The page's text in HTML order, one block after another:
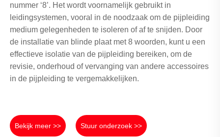
nummer ‘8’. Het wordt voornamelijk gebruikt in
leidingsystemen, vooral in de noodzaak om de pijpleiding
medium gelegenheden te isoleren of af te snijden. Door
de installatie van blinde plaat met 8 woorden, kunt u een
effectieve isolatie van de pijpleiding bereiken, om de
revisie, onderhoud of vervanging van andere accessoires
in de pijpleiding te vergemakkelijken.
Bekijk meer >> Stuur onderzoek >>